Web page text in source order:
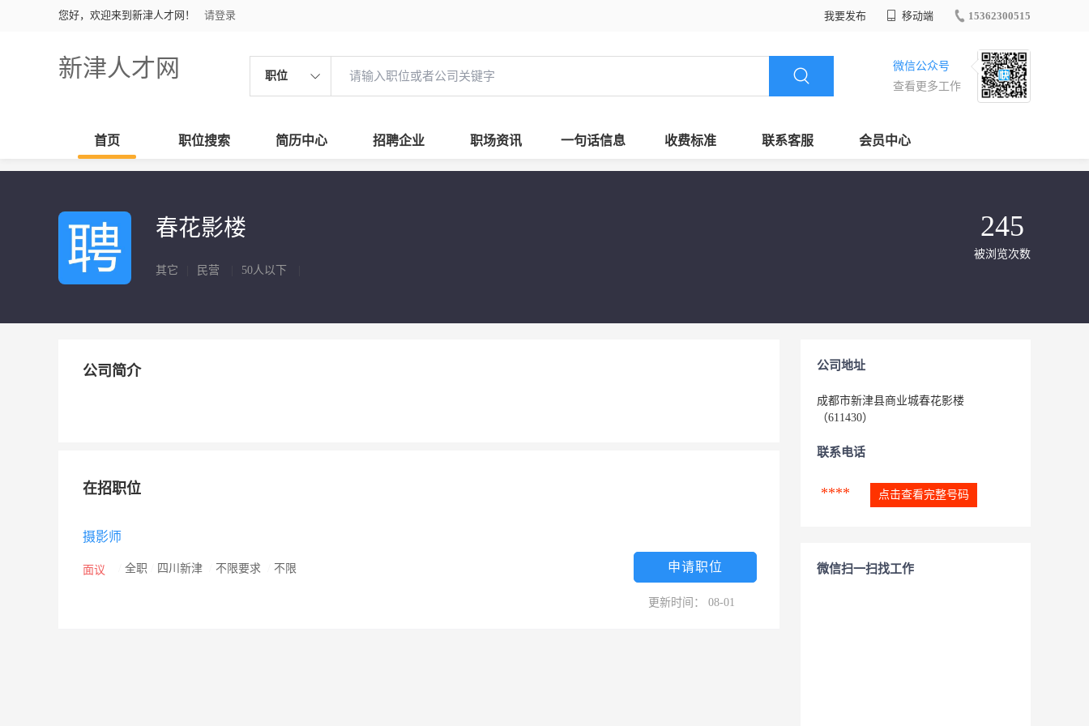
您好，欢迎来到新津人才网！ 请登录 我要发布 移动端 15362300515
新津人才网 职位
微信公众号
查看更多工作
首页 职位搜索 简历中心 招聘企业 职场资讯 一句话信息 收费标准 联系客服 会员中心
春花影楼
其它 民营 50人以下
245
被浏览次数
公司简介
在招职位
摄影师
面议 全职 四川新津 不限要求 不限 申请职位
更新时间： 08-01
公司地址
成都市新津县商业城春花影楼
（611430）
联系电话
**** 点击查看完整号码
微信扫一扫找工作